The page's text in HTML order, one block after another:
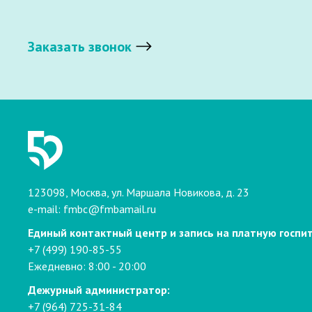
Заказать звонок
123098, Москва, ул. Маршала Новикова, д. 23
e-mail: fmbc@fmbamail.ru
Единый контактный центр и запись на платную
+7 (499) 190-85-55
Ежедневно: 8:00 - 20:00
Дежурный администратор:
+7 (964) 725-31-84